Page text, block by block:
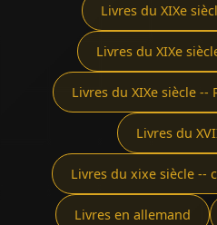
Livres du XIXe
Livres du XIXe
Livres du XIXe siècle --
Livres du
Livres du xixe siècle --
Livres en allemand